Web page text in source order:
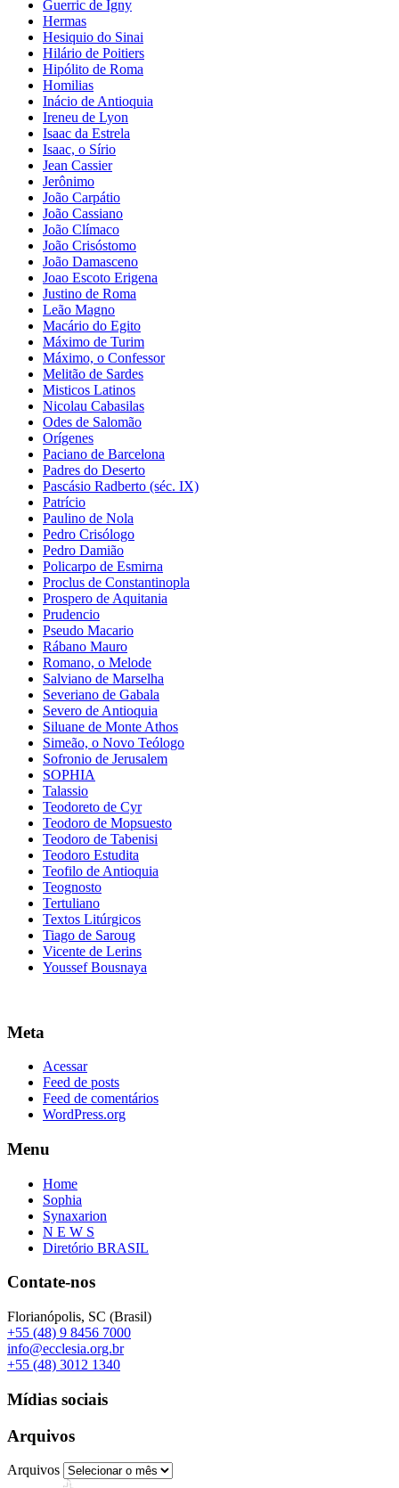
Guerric de Igny
Hermas
Hesiquio do Sinai
Hilário de Poitiers
Hipólito de Roma
Homilias
Inácio de Antioquia
Ireneu de Lyon
Isaac da Estrela
Isaac, o Sírio
Jean Cassier
Jerônimo
João Carpátio
João Cassiano
João Clímaco
João Crisóstomo
João Damasceno
Joao Escoto Erigena
Justino de Roma
Leão Magno
Macário do Egito
Máximo de Turim
Máximo, o Confessor
Melitão de Sardes
Misticos Latinos
Nicolau Cabasilas
Odes de Salomão
Orígenes
Paciano de Barcelona
Padres do Deserto
Pascásio Radberto (séc. IX)
Patrício
Paulino de Nola
Pedro Crisólogo
Pedro Damião
Policarpo de Esmirna
Proclus de Constantinopla
Prospero de Aquitania
Prudencio
Pseudo Macario
Rábano Mauro
Romano, o Melode
Salviano de Marselha
Severiano de Gabala
Severo de Antioquia
Siluane de Monte Athos
Simeão, o Novo Teólogo
Sofronio de Jerusalem
SOPHIA
Talassio
Teodoreto de Cyr
Teodoro de Mopsuesto
Teodoro de Tabenisi
Teodoro Estudita
Teofilo de Antioquia
Teognosto
Tertuliano
Textos Litúrgicos
Tiago de Saroug
Vicente de Lerins
Youssef Bousnaya
Meta
Acessar
Feed de posts
Feed de comentários
WordPress.org
Menu
Home
Sophia
Synaxarion
N E W S
Diretório BRASIL
Contate-nos
Florianópolis, SC (Brasil)
+55 (48) 9 8456 7000
info@ecclesia.org.br
+55 (48) 3012 1340
Mídias sociais
Arquivos
Arquivos